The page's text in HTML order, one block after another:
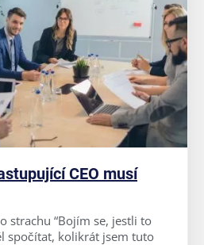
CEO musí
strachu “Bojím se, jestli to
spočítat, kolikrát jsem tuto